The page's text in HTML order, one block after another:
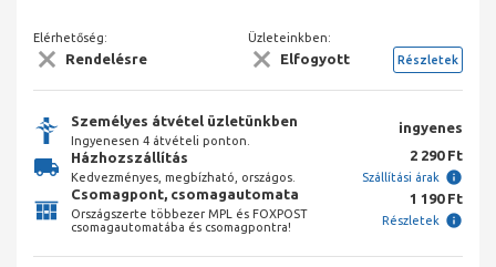
Elérhetőség:
Rendelésre
Üzleteinkben:
Elfogyott Részletek
Személyes átvétel üzletünkben
Ingyenesen 4 átvételi ponton.
ingyenes
Házhozszállítás
Kedvezményes, megbízható, országos.
2 290 Ft
Szállítási árak
Csomagpont, csomagautomata
Országszerte többezer MPL és FOXPOST
csomagautomatába és csomagpontra!
1 190 Ft
Részletek